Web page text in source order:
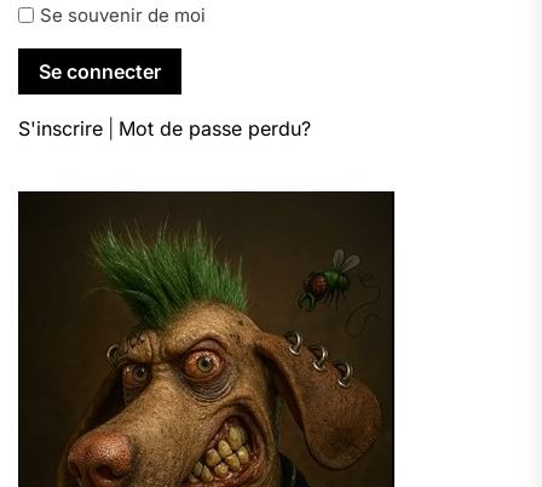
Se souvenir de moi
S'inscrire Mot de passe perdu?